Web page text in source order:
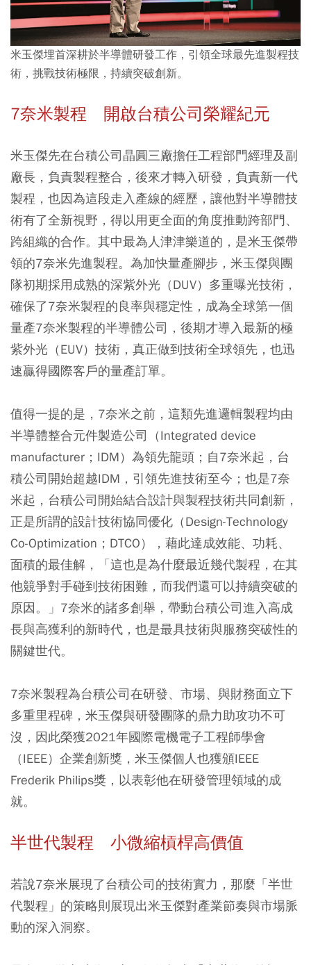
米玉傑埋首深耕於半導體研發工作，引領全球最先進製程技
術，挑戰技術極限，持續突破創新。
7奈米製程 開啟台積公司榮耀紀元
米玉傑先在台積公司晶圓三廠擔任工程部門經理及副
廠長，負責製程整合，後來才轉入研發，負責新一代
製程，也因為這段走入產線的經歷，讓他對半導體技
術有了全新視野，得以用更全面的角度推動跨部門、
跨組織的合作。其中最為人津津樂道的，是米玉傑帶
領的7奈米先進製程。為加快量產腳步，米玉傑與團
隊初期採用成熟的深紫外光（DUV）多重曝光技術，
確保了7奈米製程的良率與穩定性，成為全球第一個
量產7奈米製程的半導體公司，後期才導入最新的極
紫外光（EUV）技術，真正做到技術全球領先，也迅
速贏得國際客戶的量產訂單。
值得一提的是，7奈米之前，這類先進邏輯製程均由
半導體整合元件製造公司（Integrated device
manufacturer；IDM）為領先龍頭；自7奈米起，台
積公司開始超越IDM，引領先進技術至今；也是7奈
米起，台積公司開始結合設計與製程技術共同創新，
正是所謂的設計技術協同優化（Design-Technology
Co-Optimization；DTCO），藉此達成效能、功耗、
面積的最佳解，「這也是為什麼最近幾代製程，在其
他競爭對手碰到技術困難，而我們還可以持續突破的
原因。」7奈米的諸多創舉，帶動台積公司進入高成
長與高獲利的新時代，也是最具技術與服務突破性的
關鍵世代。
7奈米製程為台積公司在研發、市場、與財務面立下
多重里程碑，米玉傑與研發團隊的鼎力助攻功不可
沒，因此榮獲2021年國際電機電子工程師學會
（IEEE）企業創新獎，米玉傑個人也獲頒IEEE
Frederik Philips獎，以表彰他在研發管理領域的成
就。
半世代製程 小微縮槓桿高價值
若說7奈米展現了台積公司的技術實力，那麼「半世
代製程」的策略則展現出米玉傑對產業節奏與市場脈
動的深入洞察。